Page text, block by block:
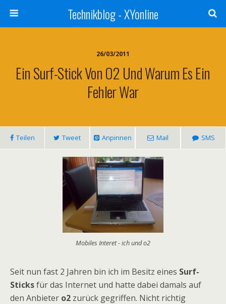
Technikblog - XYonline
26/03/2011
Ein Surf-Stick Von O2 Und Warum Es Ein
Fehler War
Teilen Tweet Anpinnen Mail SMS
Mobiles Interet - ich und o2
Seit nun fast 2 Jahren bin ich im Besitz eines Surf-
Sticksfür das Internet und hatte dabei damals auf
den Anbieter o2 zurück gegriffen. Nicht richtig